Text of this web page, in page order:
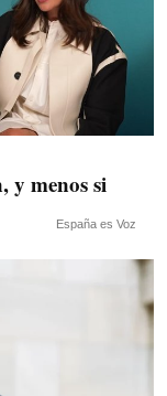
y menos si
España es Voz